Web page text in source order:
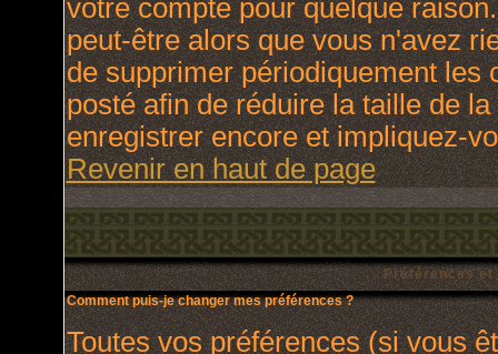
votre compte pour quelque
peut-être alors que vous n'avez
de supprimer périodiquement les
posté afin de réduire la taille de
enregistrer encore et impliquez-
Revenir en haut de page
Préférences
Comment puis-je changer mes préférences ?
Toutes vos préférences (si vous